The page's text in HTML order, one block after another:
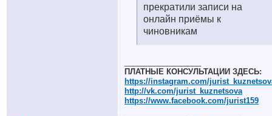
прекратили записи на
онлайн приёмы к
чиновникам
ПЛАТНЫЕ КОНСУЛЬТАЦИИ ЗДЕСЬ:
https://instagram.com/
http://vk.com/jurist_kuznetsova
https://www.facebook.com/jurist159